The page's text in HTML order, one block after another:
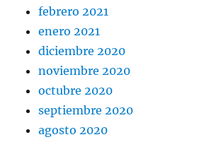
febrero 2021
enero 2021
diciembre 2020
noviembre 2020
octubre 2020
septiembre 2020
agosto 2020